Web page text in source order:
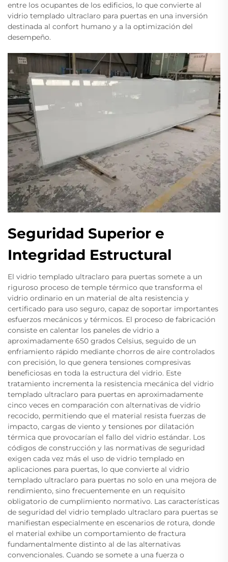
entre los ocupantes de los edificios, lo que convierte al
vidrio templado ultraclaro para puertas en una inversión
destinada al confort humano y a la optimización del
desempeño.
Seguridad Superior e
Integridad Estructural
El vidrio templado ultraclaro para puertas somete a un
riguroso proceso de temple térmico que transforma el
vidrio ordinario en un material de alta resistencia y
certificado para uso seguro, capaz de soportar importantes
esfuerzos mecánicos y térmicos. El proceso de fabricación
consiste en calentar los paneles de vidrio a
aproximadamente 650 grados Celsius, seguido de un
enfriamiento rápido mediante chorros de aire controlados
con precisión, lo que genera tensiones compresivas
beneficiosas en toda la estructura del vidrio. Este
tratamiento incrementa la resistencia mecánica del vidrio
templado ultraclaro para puertas en aproximadamente
cinco veces en comparación con alternativas de vidrio
recocido, permitiendo que el material resista fuerzas de
impacto, cargas de viento y tensiones por dilatación
térmica que provocarían el fallo del vidrio estándar. Los
códigos de construcción y las normativas de seguridad
exigen cada vez más el uso de vidrio templado en
aplicaciones para puertas, lo que convierte al vidrio
templado ultraclaro para puertas no solo en una mejora de
rendimiento, sino frecuentemente en un requisito
obligatorio de cumplimiento normativo. Las características
de seguridad del vidrio templado ultraclaro para puertas se
manifiestan especialmente en escenarios de rotura, donde
el material exhibe un comportamiento de fractura
fundamentalmente distinto al de las alternativas
convencionales. Cuando se somete a una fuerza o